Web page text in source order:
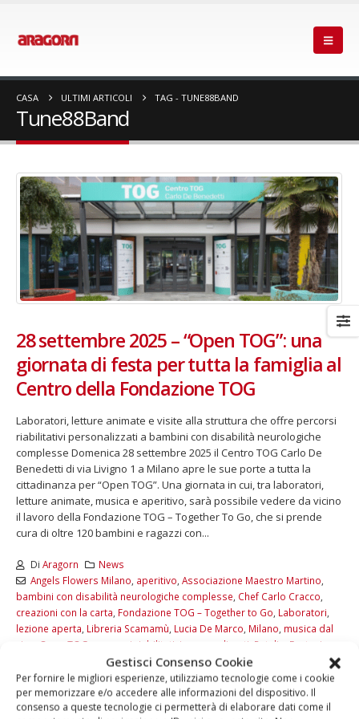
Gestisci Consenso Cookie
Per fornire le migliori esperienze, utilizziamo tecnologie come i cookie
per memorizzare e/o accedere alle informazioni del dispositivo. Il
consenso a queste tecnologie ci permetterà di elaborare dati come il
CASA ULTIMI ARTICOLI TAG - TUNE88BAND
Tune88Band
28 settembre 2025 – “Open TOG”: una
giornata di festa per tutta la famiglia al
Centro della Fondazione TOG
Laboratori, letture animate e visite alla struttura che offre percorsi
riabilitativi personalizzati a bambini con disabilità neurologiche
complesse Domenica 28 settembre 2025 il Centro TOG Carlo De
Benedetti di via Livigno 1 a Milano apre le sue porte a tutta la
cittadinanza per “Open TOG”. Una giornata in cui, tra laboratori,
letture animate, musica e aperitivo, sarà possibile vedere da vicino
il lavoro della Fondazione TOG – Together To Go, che si prende
cura di oltre 120 bambini e ragazzi con...
Di Aragorn
News
Angels Flowers Milano aperitivo Associazione Maestro Martino
bambini con disabilità neurologiche complesse Chef Carlo Cracco
creazioni con la carta Fondazione TOG – Together to Go Laboratori
lezione aperta Libreria Scamamù Lucia De Marco Milano musica dal
vivo
Open TOG percorsi riabilitativi personalizzati Petali e Fantasia
Tune88Band,Visite guidate,workshop floreale
LEGGI DI PIÙ...